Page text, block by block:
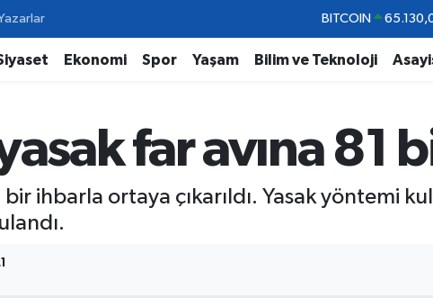
DOLAR
EURO 55,1652
BİST100
Ekonomi Spor Yaşam Bilim ve Teknoloji
far avına 81
bir ihbarla ortaya çıkarıldı. Yasak yöntemi